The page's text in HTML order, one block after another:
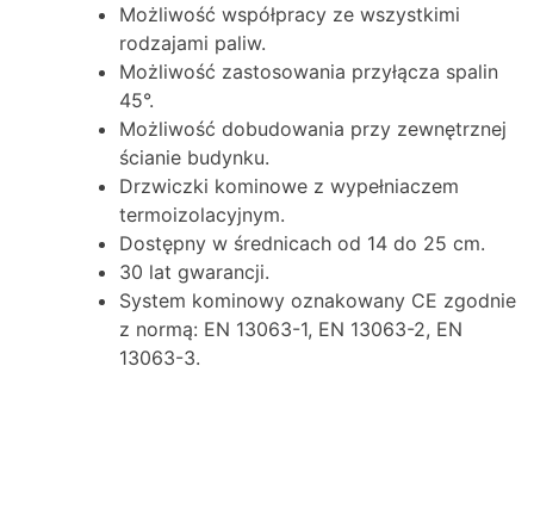
Możliwość współpracy ze wszystkimi
rodzajami paliw.
Możliwość zastosowania przyłącza spalin
45°.
Możliwość dobudowania przy zewnętrznej
ścianie budynku.
Drzwiczki kominowe z wypełniaczem
termoizolacyjnym.
Dostępny w średnicach od 14 do 25 cm.
30 lat gwarancji.
System kominowy oznakowany CE zgodnie
z normą: EN 13063-1, EN 13063-2, EN
13063-3.